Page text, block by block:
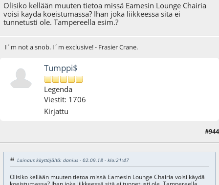
Olisiko kellään muuten tietoa missä Eamesin Lounge Chairia
voisi käydä koeistumassa? Ihan joka liikkeessä sitä ei
tunnetusti ole. Tampereella esim.?
I´m not a snob. I´m exclusive! - Frasier Crane.
Tumppi$
Legenda
Viestit: 1706
Kirjattu
#944
Lainaus käyttäjältä: danius - 02.09.18 - klo:21:47
Olisiko kellään muuten tietoa missä Eamesin Lounge Chairia voisi käydä